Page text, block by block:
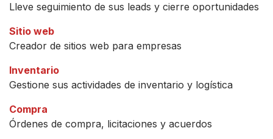
Lleve seguimiento de sus leads y cierre oportunidades
Sitio web
Creador de sitios web para empresas
Inventario
Gestione sus actividades de inventario y logística
Compra
Órdenes de compra, licitaciones y acuerdos